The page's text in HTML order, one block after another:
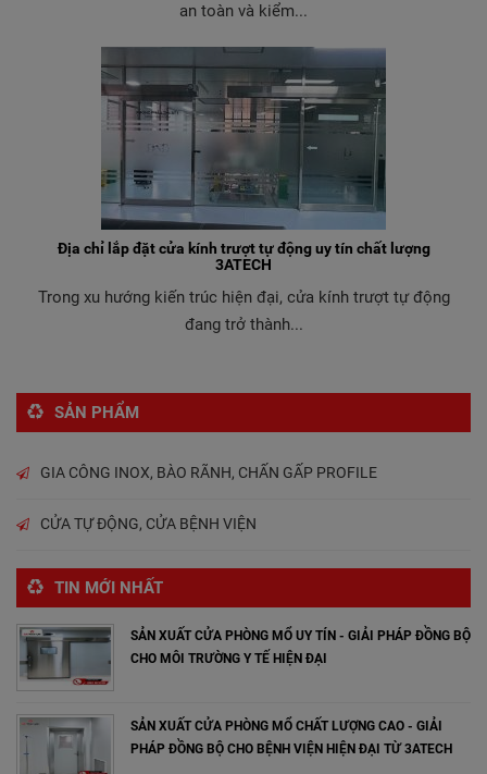
an toàn và kiểm...
Địa chỉ lắp đặt cửa kính trượt tự động uy tín chất lượng
3ATECH
Trong xu hướng kiến trúc hiện đại, cửa kính trượt tự động
đang trở thành...
SẢN PHẨM
GIA CÔNG INOX, BÀO RÃNH, CHẤN GẤP PROFILE
CỬA TỰ ĐỘNG, CỬA BỆNH VIỆN
TIN MỚI NHẤT
SẢN XUẤT CỬA PHÒNG MỔ UY TÍN - GIẢI PHÁP ĐỒNG BỘ
CHO MÔI TRƯỜNG Y TẾ HIỆN ĐẠI
SẢN XUẤT CỬA PHÒNG MỔ CHẤT LƯỢNG CAO - GIẢI
PHÁP ĐỒNG BỘ CHO BỆNH VIỆN HIỆN ĐẠI TỪ 3ATECH